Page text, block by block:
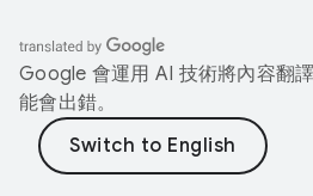
Google 會運用 AI 技術將內容翻
能會出錯。